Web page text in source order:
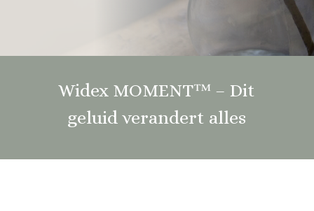
Widex MOMENT™ – Dit
geluid verandert alles